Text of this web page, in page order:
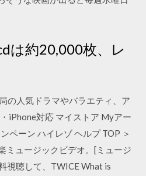
は約20,000枚、レ
の人気ドラマやバラエティ、ア
iPhone対応 マイストア Myアー
ペーン ハイレゾ ヘルプ TOP ＞
ミュージックビデオ。[ミュージ
視聴して、TWICE What is